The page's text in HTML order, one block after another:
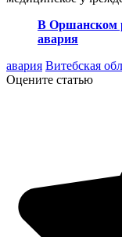
В Оршанском
авария
авария Витебская
Оцените статью